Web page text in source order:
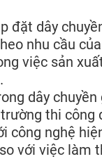
dây
nhu cầu
việc sản
dây chuyền
thi công
công nghệ
với việc làm